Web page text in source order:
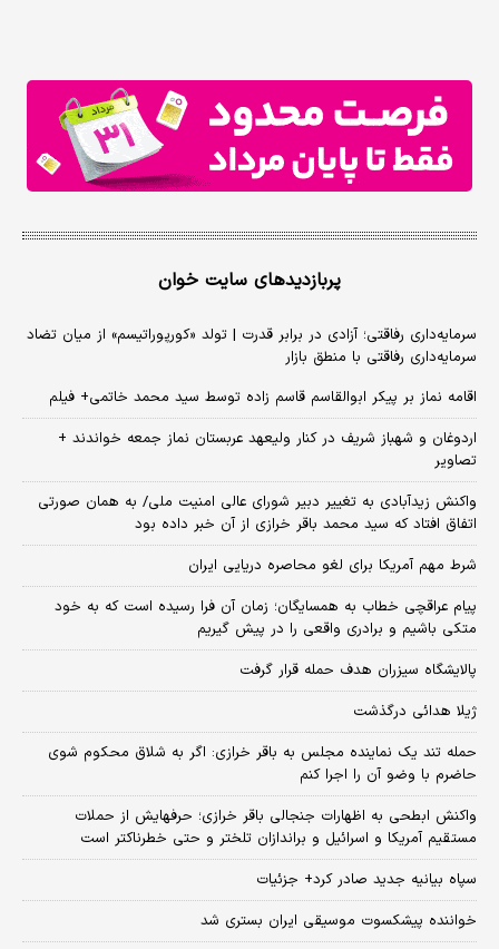
پربازدیدهای سایت خوان
سرمایه‌داری رفاقتی؛ آزادی در برابر قدرت | تولد «کورپوراتیسم» از میان تضاد
سرمایه‌داری رفاقتی با منطق بازار
اقامه نماز بر پیکر ابوالقاسم قاسم زاده توسط سید محمد خاتمی+ فیلم
اردوغان و شهباز شریف در کنار ولیعهد عربستان نماز جمعه خواندند +
تصاویر
واکنش زیدآبادی به تغییر دبیر شورای عالی امنیت ملی/ به همان صورتی
اتفاق افتاد که سید محمد باقر خرازی از آن خبر داده بود
شرط مهم آمریکا برای لغو محاصره دریایی ایران
پیام عراقچی خطاب به همسایگان؛ زمان آن فرا رسیده است که به خود
متکی باشیم و برادری واقعی را در پیش گیریم
پالایشگاه سیزران هدف حمله قرار گرفت
ژیلا هدائی درگذشت
حمله تند یک نماینده مجلس به باقر خرازی: اگر به شلاق محکوم شوی
حاضرم با وضو آن را اجرا کنم
واکنش ابطحی به اظهارات جنجالی باقر خرازی؛ حرفهایش از حملات
مستقیم آمریکا و اسرائیل و براندازان تلختر و حتی خطرناکتر است
سپاه بیانیه جدید صادر کرد+ جزئیات
خواننده پیشکسوت موسیقی ایران بستری شد